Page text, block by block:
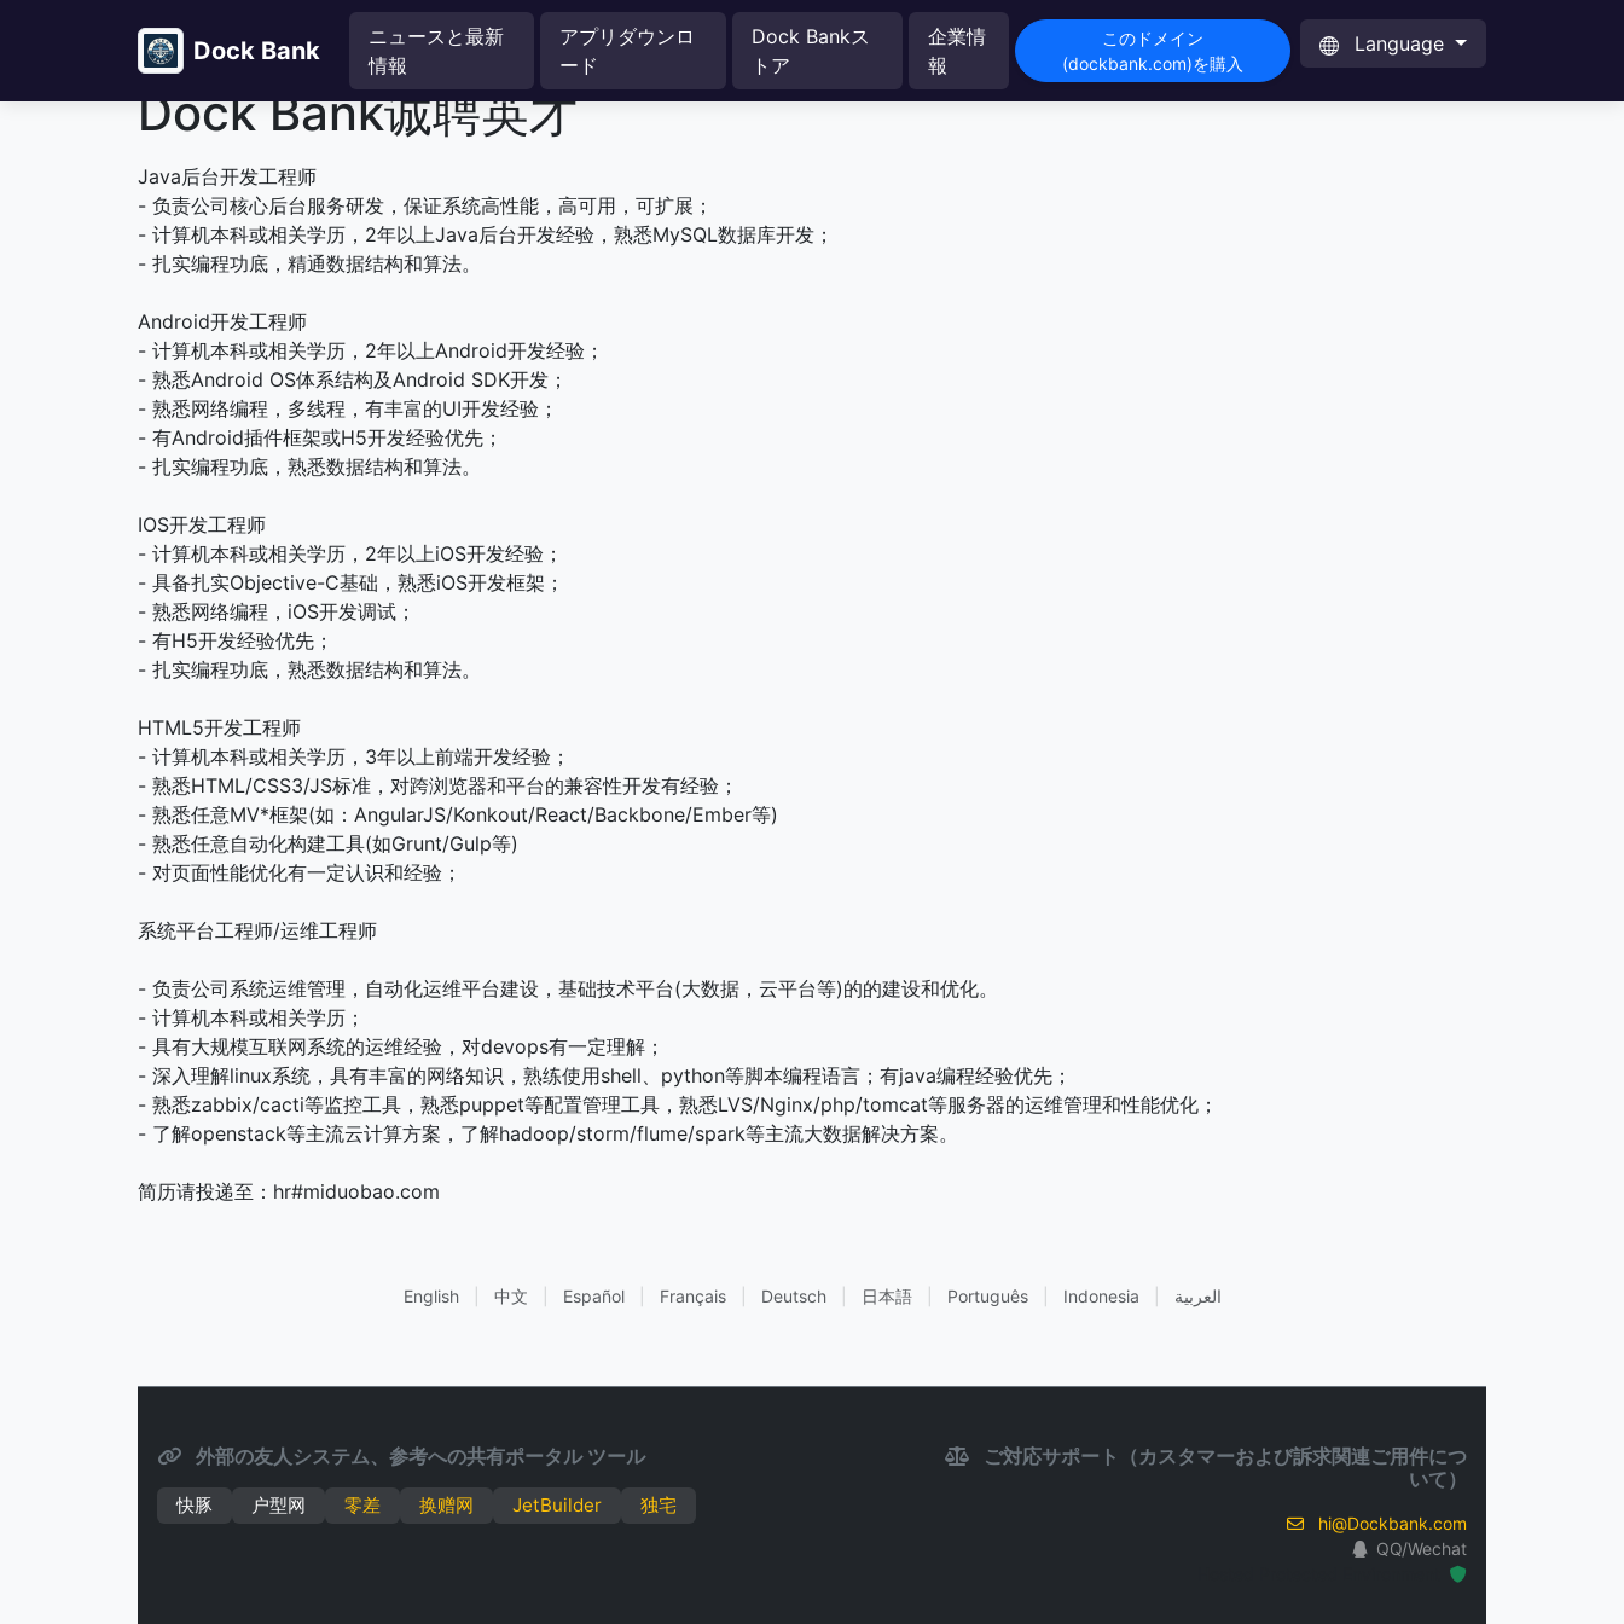
Dock Bank
ニュースと最新
情報
アプリダウンロ
ード
Dock Bankス
トア
企業情
報
このドメイン
(dockbank.com)を購入
Language
Dock Bank诚聘英才
Java后台开发工程师
- 负责公司核心后台服务研发，保证系统高性能，高可用，可扩展；
- 计算机本科或相关学历，2年以上Java后台开发经验，熟悉MySQL数据库开发；
- 扎实编程功底，精通数据结构和算法。
Android开发工程师
- 计算机本科或相关学历，2年以上Android开发经验；
- 熟悉Android OS体系结构及Android SDK开发；
- 熟悉网络编程，多线程，有丰富的UI开发经验；
- 有Android插件框架或H5开发经验优先；
- 扎实编程功底，熟悉数据结构和算法。
IOS开发工程师
- 计算机本科或相关学历，2年以上iOS开发经验；
- 具备扎实Objective-C基础，熟悉iOS开发框架；
- 熟悉网络编程，iOS开发调试；
- 有H5开发经验优先；
- 扎实编程功底，熟悉数据结构和算法。
HTML5开发工程师
- 计算机本科或相关学历，3年以上前端开发经验；
- 熟悉HTML/CSS3/JS标准，对跨浏览器和平台的兼容性开发有经验；
- 熟悉任意MV*框架(如：AngularJS/Konkout/React/Backbone/Ember等)
- 熟悉任意自动化构建工具(如Grunt/Gulp等)
- 对页面性能优化有一定认识和经验；
系统平台工程师/运维工程师
- 负责公司系统运维管理，自动化运维平台建设，基础技术平台(大数据，云平台等)的的建设和优化。
- 计算机本科或相关学历；
- 具有大规模互联网系统的运维经验，对devops有一定理解；
- 深入理解linux系统，具有丰富的网络知识，熟练使用shell、python等脚本编程语言；有java编程经验优先；
- 熟悉zabbix/cacti等监控工具，熟悉puppet等配置管理工具，熟悉LVS/Nginx/php/tomcat等服务器的运维管理和性能优化；
- 了解openstack等主流云计算方案，了解hadoop/storm/flume/spark等主流大数据解决方案。
简历请投递至：hr#miduobao.com
English 中文 Español Français Deutsch 日本語 Português Indonesia العربية
外部の友人システム、参考への共有ポータル ツール
快豚 户型网 零差 换赠网 JetBuilder 独宅
ご対応サポート（カスタマーおよび訴求関連ご用件につ
いて）
hi@Dockbank.com
QQ/Wechat